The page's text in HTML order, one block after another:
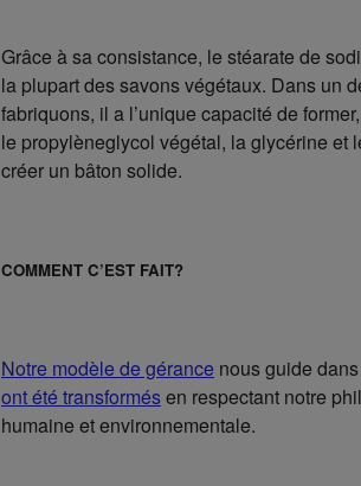
Grâce à sa consistance, le stéarate de
la plupart des savons végétaux. Dans un
fabriquons, il a l’unique capacité de
le propylèneglycol végétal, la glycérine et
créer un bâton solide.
COMMENT C’EST FAIT?
Notre modèle de gérance nous guide
ont été transformésen respectant notre
humaine et environnementale.